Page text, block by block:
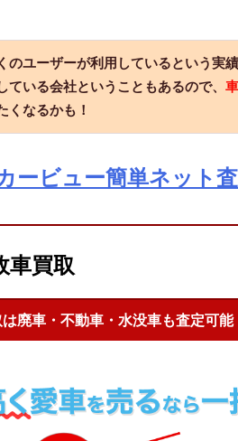
のユーザーが利用しているという実
ている会社ということもあるので、
くなるかも！
ービュー簡単ネット
車買取
廃車・不動車・水没車も査定可能